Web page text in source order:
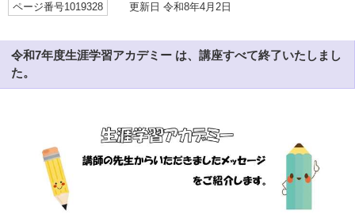
ページ番号1019328 更新日 令和8年4月2日
令和7年度生涯学習アカデミー は、講座すべて終了いたしまし
た。